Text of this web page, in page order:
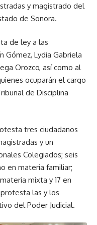
y magistrado del
de Sonora.
de ley a las
Gómez, Lydia Gabriela
Orozco, así como al
ocuparán el cargo
de Disciplina
tres ciudadanos
y un
Colegiados; seis
en materia familiar;
mixta y 17 en
las y los
del Poder Judicial.